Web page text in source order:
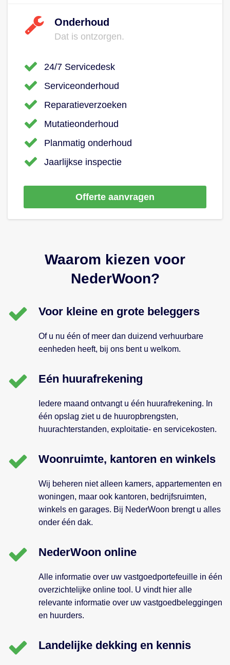
Onderhoud
Dat is ontzorgen.
24/7 Servicedesk
Serviceonderhoud
Reparatieverzoeken
Mutatieonderhoud
Planmatig onderhoud
Jaarlijkse inspectie
Offerte aanvragen
Waarom kiezen voor
NederWoon?
Voor kleine en grote beleggers
Of u nu één of meer dan duizend verhuurbare
eenheden heeft, bij ons bent u welkom.
Eén huurafrekening
Iedere maand ontvangt u één huurafrekening. In
één opslag ziet u de huuropbrengsten,
huurachterstanden, exploitatie- en servicekosten.
Woonruimte, kantoren en winkels
Wij beheren niet alleen kamers, appartementen en
woningen, maar ook kantoren, bedrijfsruimten,
winkels en garages. Bij NederWoon brengt u alles
onder één dak.
NederWoon online
Alle informatie over uw vastgoedportefeuille in één
overzichtelijke online tool. U vindt hier alle
relevante informatie over uw vastgoedbeleggingen
en huurders.
Landelijke dekking en kennis